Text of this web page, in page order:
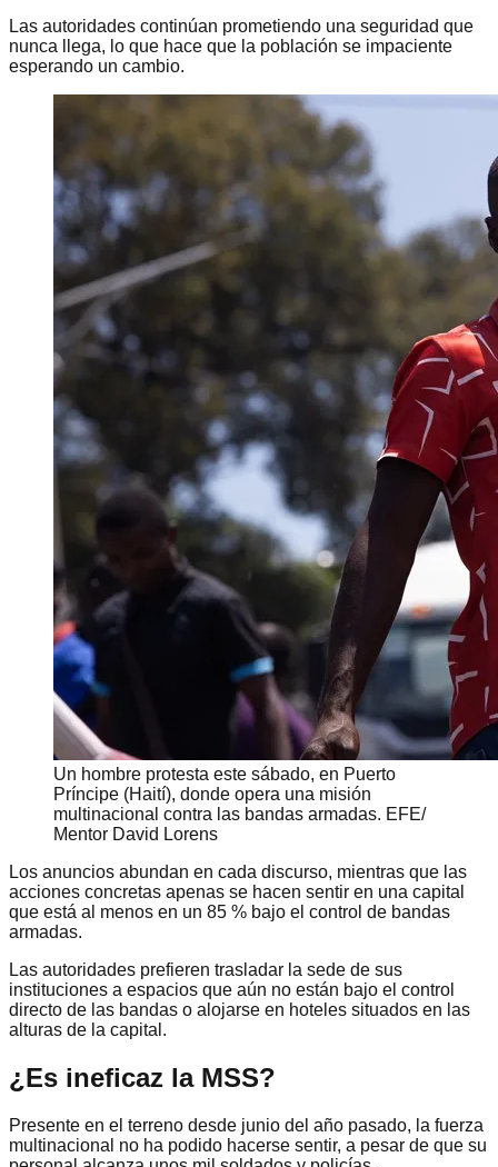
Las autoridades continúan prometiendo una seguridad que
nunca llega, lo que hace que la población se impaciente
esperando un cambio.
Un hombre protesta este sábado, en Puerto
Príncipe (Haití), donde opera una misión
multinacional contra las bandas armadas. EFE/
Mentor David Lorens
Los anuncios abundan en cada discurso, mientras que las
acciones concretas apenas se hacen sentir en una capital
que está al menos en un 85 % bajo el control de bandas
armadas.
Las autoridades prefieren trasladar la sede de sus
instituciones a espacios que aún no están bajo el control
directo de las bandas o alojarse en hoteles situados en las
alturas de la capital.
¿Es ineficaz la MSS?
Presente en el terreno desde junio del año pasado, la fuerza
multinacional no ha podido hacerse sentir, a pesar de que su